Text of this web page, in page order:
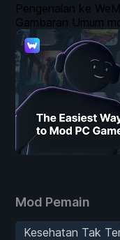
Mod Pemain
Kesehatan Tak
Pengenalan ke
Gambaran Umum